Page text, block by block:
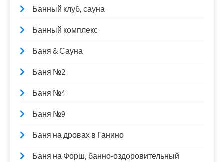
Банный клуб, сауна
Банный комплекс
Баня & Сауна
Баня №2
Баня №4
Баня №9
Баня на дровах в Ганино
Баня на Форш, банно-оздоровительный